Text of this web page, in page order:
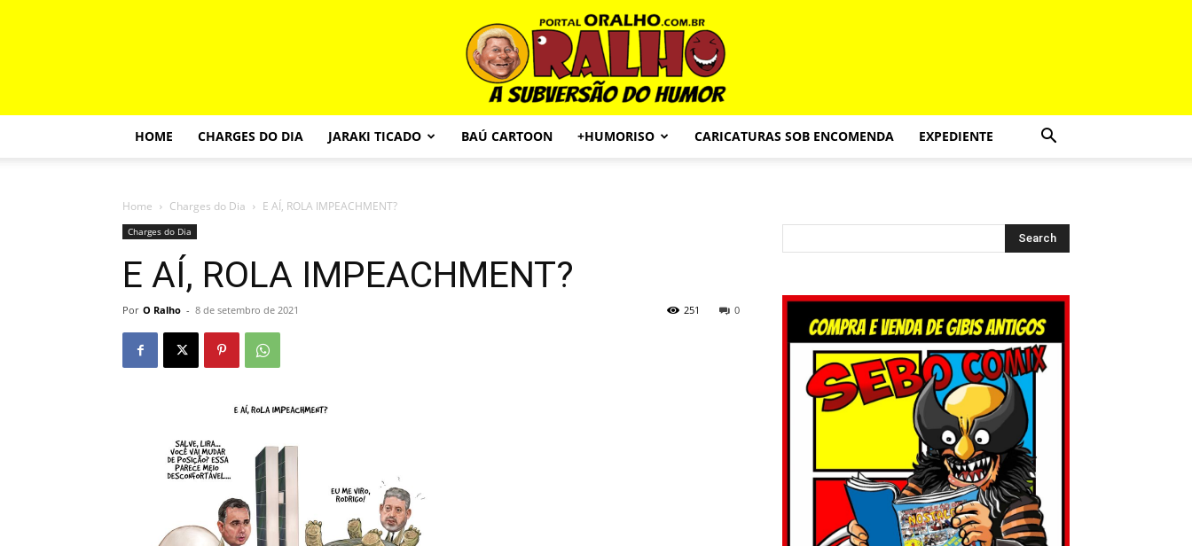
HOME CHARGES DO DIA JARAKI TICADO BAÚ CARTOON +HUMORISO CARICATURAS SOB ENCOMENDA EXPEDIENTE
Home Charges do Dia E AÍ, ROLA IMPEACHMENT?
Charges do Dia
E AÍ, ROLA IMPEACHMENT?
Por O Ralho - 8 de setembro de 2021 0
251